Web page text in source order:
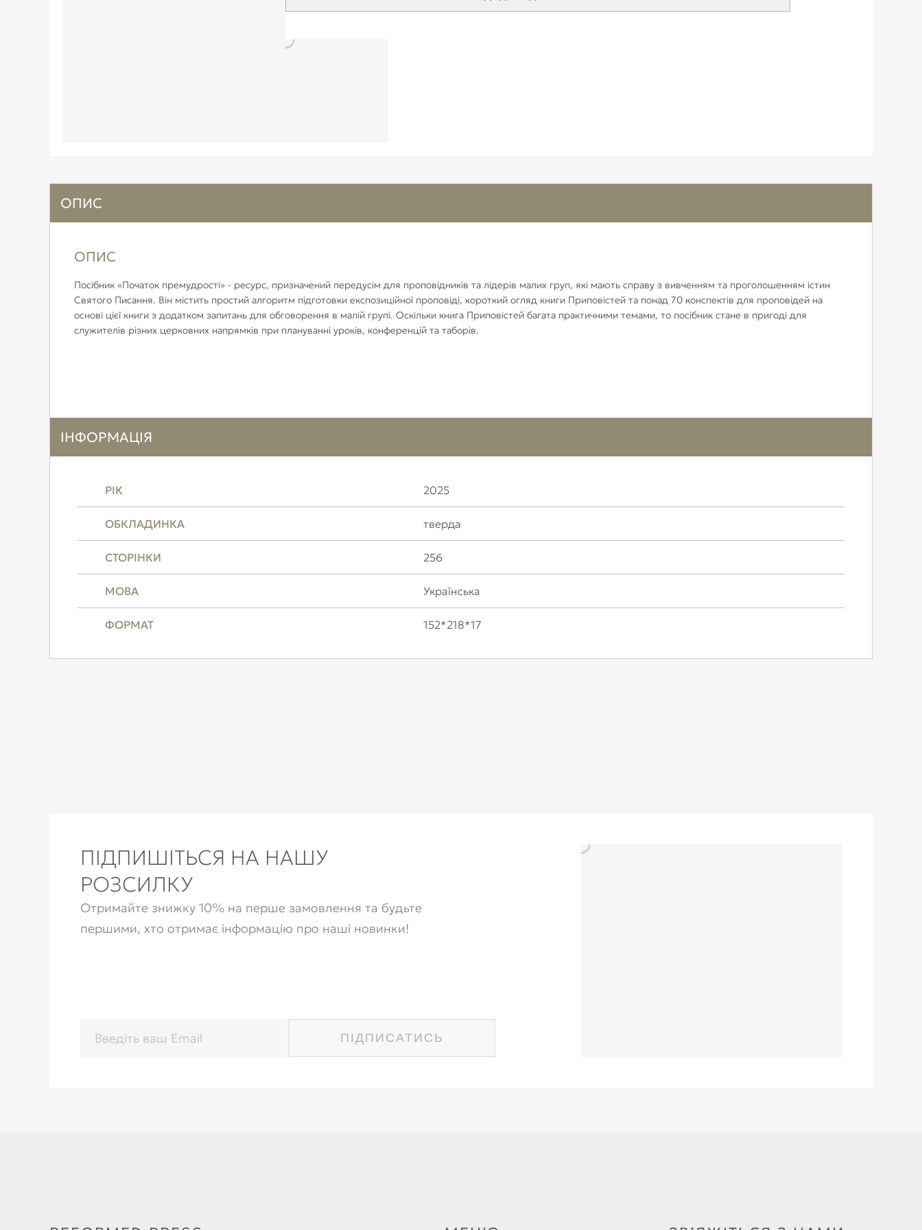
ОПИС
ОПИС
Посібник «Початок премудрості» - ресурс, призначений передусім для проповідників та лідерів малих груп, які мають справу з вивченням та проголошенням істин
Святого Писання. Він містить простий алгоритм підготовки експозиційної проповіді, короткий огляд книги Приповістей та понад 70 конспектів для проповідей на
основі цієї книги з додатком запитань для обговорення в малій групі. Оскільки книга Приповістей багата практичними темами, то посібник стане в пригоді для
служителів різних церковних напрямків при плануванні уроків, конференцій та таборів.
ІНФОРМАЦІЯ
РІК 2025
ОБКЛАДИНКА тверда
СТОРІНКИ 256
МОВА Українська
ФОРМАТ 152*218*17
ПІДПИШІТЬСЯ НА НАШУ
РОЗСИЛКУ
Отримайте знижку 10% на перше замовлення та будьте
першими, хто отримає інформацію про наші новинки!
ПІДПИСАТИСЬ